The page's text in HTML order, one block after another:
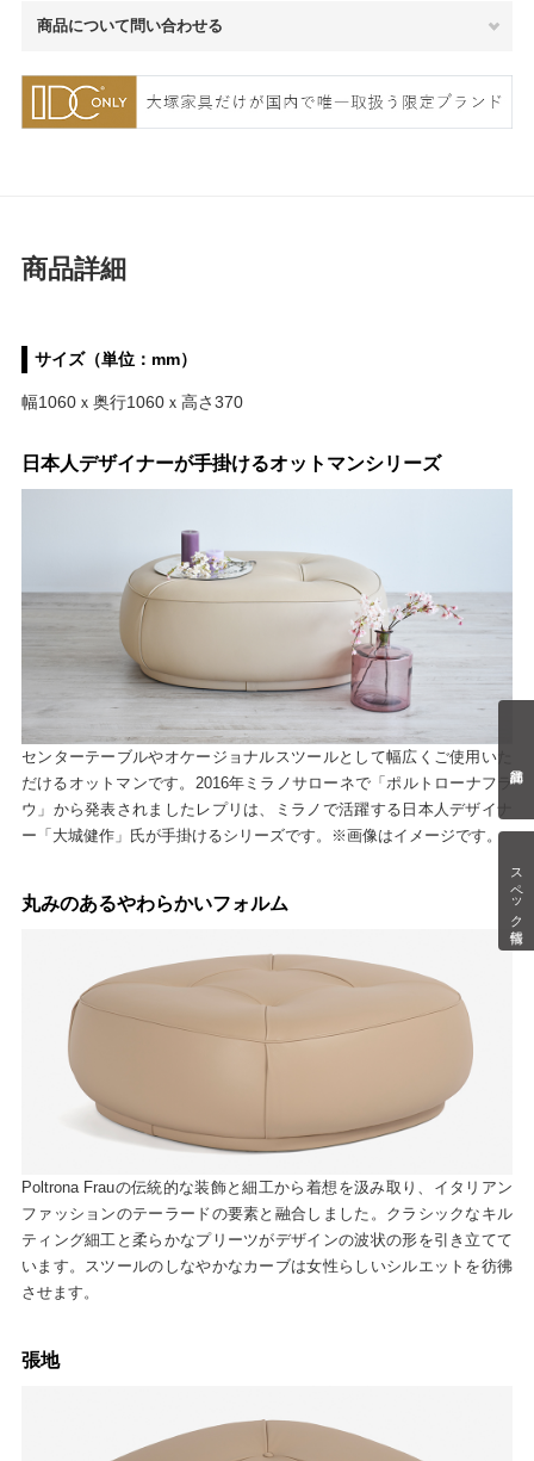
スペック情報
商品について問い合わせる
商品詳細
サイズ（単位：mm）
幅1060ｘ奥行1060ｘ高さ370
日本人デザイナーが手掛けるオットマンシリーズ
センターテーブルやオケージョナルスツールとして幅広くご使用いた
だけるオットマンです。2016年ミラノサローネで「ポルトローナフラ
ウ」から発表されましたレプリは、ミラノで活躍する日本人デザイナ
ー「大城健作」氏が手掛けるシリーズです。※画像はイメージです。
丸みのあるやわらかいフォルム
Poltrona Frauの伝統的な装飾と細工から着想を汲み取り、イタリアン
ファッションのテーラードの要素と融合しました。クラシックなキル
ティング細工と柔らかなプリーツがデザインの波状の形を引き立てて
います。スツールのしなやかなカーブは女性らしいシルエットを彷彿
させます。
張地